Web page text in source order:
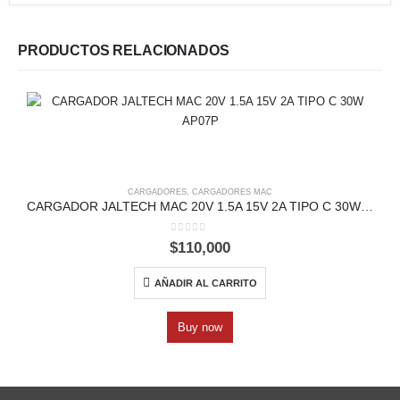
PRODUCTOS RELACIONADOS
CARGADORES, CARGADORES MAC
CARGADOR JALTECH MAC 20V 1.5A 15V 2A TIPO C 30W AP07P
0out of 5
$110,000
AÑADIR AL CARRITO
Buy now